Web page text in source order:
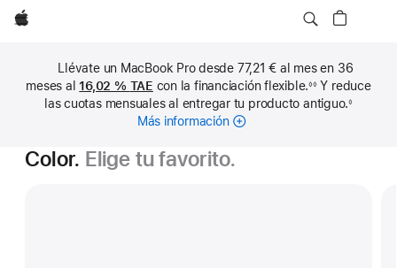
Apple
Llévate un MacBook Pro desde 77,21 € al mes en 36
meses al16,02 % TAE con la financiación flexible.◊◊Y reduce
las cuotas mensuales al entregar tu producto antiguo.
página
◊
Más informaciónsobre
mensuales
Color. Elige tu favorito.